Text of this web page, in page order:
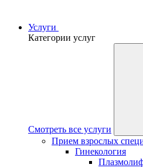
Услуги
Категории услуг
Смотреть все услуги
Прием взрослых
Гинекология